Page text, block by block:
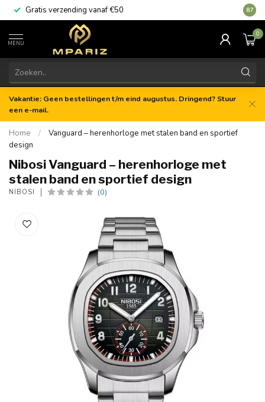
Gratis verzending vanaf €50 8.7
MENU
0
Vakantie: Geen bestellingen t/m eind augustus. Dringend? Stuur
een e-mail.
Home /
Vanguard – herenhorloge met stalen band en sportief
design
Nibosi Vanguard – herenhorloge met
stalen band en sportief design
NIBOSI (0)